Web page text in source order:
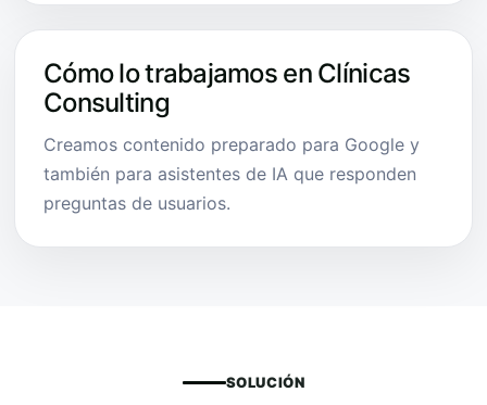
Cómo lo trabajamos en Clínicas
Consulting
Creamos contenido preparado para Google y
también para asistentes de IA que responden
preguntas de usuarios.
SOLUCIÓN